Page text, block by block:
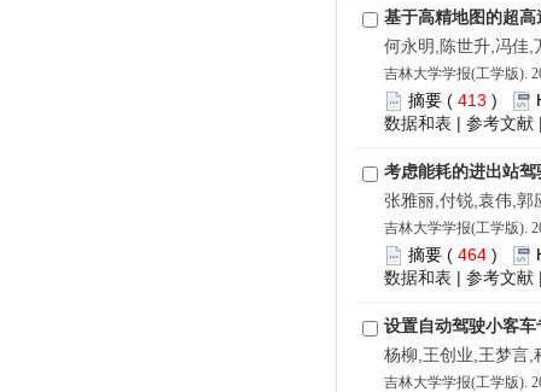
基于高精地图的超
何永明,陈世升,冯佳,
吉林大学学报(工学版).
摘要 ( 413 )
数据和表 | 参考文献
考虑能耗的进出站
张雅丽,付锐,袁伟,郭
吉林大学学报(工学版).
摘要 ( 464 )
数据和表 | 参考文献
设置自动驾驶小客
杨柳,王创业,王梦言,
吉林大学学报(工学版).